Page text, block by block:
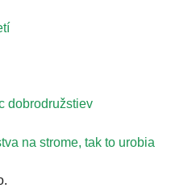
dobrodružstiev
na strome, tak to urobia